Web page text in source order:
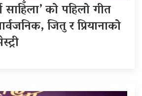
साहिँला’ को पहिलो गीत
जितु र प्रियानाको